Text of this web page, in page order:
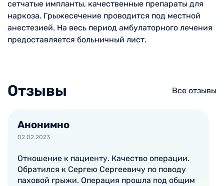
сетчатые импланты, качественные препараты для
наркоза. Грыжесечение проводится под местной
анестезией. На весь период амбулаторного лечения
предоставляется больничный лист.
Отзывы Все отзывы
Анонимно
02.02.2023
Отношение к пациенту. Качество операции.
Обратился к Сергею Сергеевичу по поводу
паховой грыжи. Операция прошла под общим